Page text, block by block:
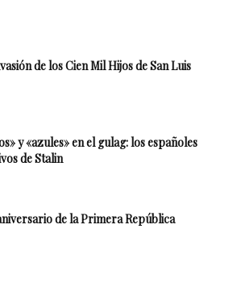
de los Cien Mil Hijos de San Luis
y «azules» en el gulag: los españoles
de Stalin
de la Primera República